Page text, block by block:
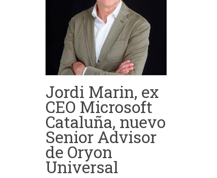
Jordi Marin, ex
CEO Microsoft
Cataluña, nuevo
Senior Advisor
de Oryon
Universal